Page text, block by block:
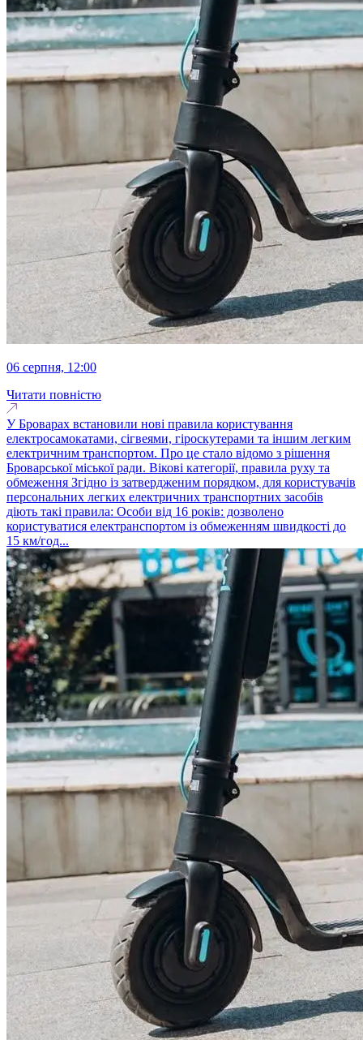
06 серпня, 12:00
Читати повністю
У Броварах встановили нові правила користування
електросамокатами, сігвеями, гіроскутерами та іншим легким
електричним транспортом. Про це стало відомо з рішення
Броварської міської ради. Вікові категорії, правила руху та
обмеження Згідно із затвердженим порядком, для користувачів
персональних легких електричних транспортних засобів
діють такі правила: Особи від 16 років: дозволено
користуватися електранспортом із обмеженням швидкості до
15 км/год...